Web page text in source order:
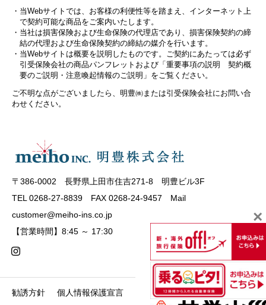
当Webサイトでは、お客様の利便性等を踏まえ、インターネット上
で契約可能な商品をご案内いたします。
当社は損害保険および生命保険の代理店であり、損害保険契約の締
結の代理および生命保険契約の締結の媒介を行います。
当Webサイトは概要を説明したものです。ご契約にあたっては必ず
引受保険会社の商品パンフレットおよび「重要事項の説明 契約概
要のご説明・注意喚起情報のご説明」をご覧ください。
ご不明な点がございましたら、明豊㈱または引受保険会社にお問い合
わせください。
〒386-0002 長野県上田市住吉271-8 明豊ビル3F
TEL 0268-27-8839 FAX 0268-24-9457 Mail
customer@meiho-ins.co.jp
【営業時間】8:45 ～ 17:30
勧誘方針 個人情報保護宣言 FD宣言 推奨販売方針
×